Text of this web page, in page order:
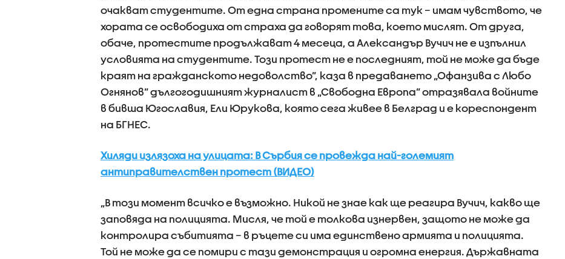
очакват студентите. От една страна промените са тук – имам чувството, че
хората се освободиха от страха да говорят това, което мислят. От друга,
обаче, протестите продължават 4 месеца, а Александър Вучич не е изпълнил
условията на студентите. Този протест не е последният, той не може да бъде
краят на гражданското недоволство”, каза в предаването „Офанзива с Любо
Огнянов” дългогодишният журналист в „Свободна Европа” отразявала войните
в бивша Югославия, Ели Юрукова, която сега живее в Белград и е кореспондент
на БГНЕС.
Хиляди излязоха на улицата: В Сърбия се провежда най-големият
антиправителствен протест (ВИДЕО)
„В този момент всичко е възможно. Никой не знае как ще реагира Вучич, какво ще
заповяда на полицията. Мисля, че той е толкова изнервен, защото не може да
контролира събитията – в ръцете си има единствено армията и полицията.
Той не може да се помири с тази демонстрация и огромна енергия. Държавната